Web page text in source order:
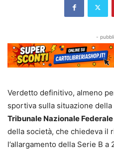
-
Verdetto definitivo, almeno
sportiva sulla situazione della
Tribunale Nazionale Federale
della società, che chiedeva il
l’allargamento della Serie B a